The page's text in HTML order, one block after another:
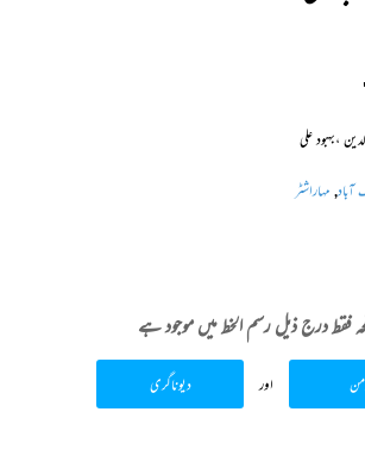
،بہبود علی
آباد, مہاراشٹر
فقط درج ذیل رسم الخط میں موجود ہے
اور دیوناگری